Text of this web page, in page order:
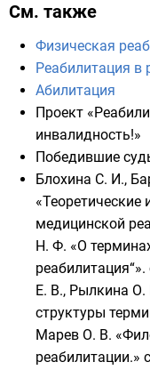
См. также
Физическая
Реабилитация в
Абилитация
Проект
инвалидность!»
Победившие
Блохина С. И.,
медицинской
Н. Ф. «О
Е. В., Рылкина О.
структуры
Марев О. В.
реабилитации.»